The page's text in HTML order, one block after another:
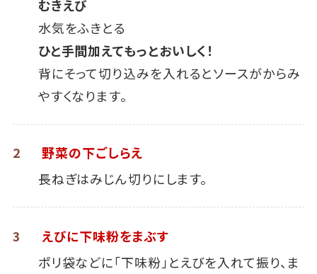
むきえび
水気をふきとる
ひと手間加えてもっとおいしく！
背にそって切り込みを入れるとソースがからみ
やすくなります。
2
野菜の下ごしらえ
長ねぎはみじん切りにします。
3
えびに下味粉をまぶす
ポリ袋などに「下味粉」とえびを入れて振り、ま